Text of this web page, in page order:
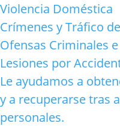
Violencia Doméstica
Crímenes y Tráfico
Ofensas Criminales
Lesiones por
Le ayudamos a
y a recuperarse tras
personales.